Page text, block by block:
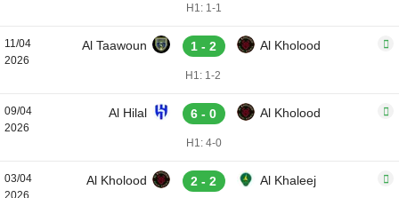
H1: 1-1
11/04
2026
Al Taawoun 1 - 2 Al Kholood
H1: 1-2
09/04
2026
Al Hilal 6 - 0 Al Kholood
H1: 4-0
03/04
2026
Al Kholood 2 - 2 Al Khaleej